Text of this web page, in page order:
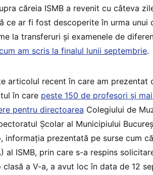
căreia ISMB a revenit cu câteva
ce ar fi fost descoperite în urma unui
la transferuri și examenele de
am scris la finalul lunii septembrie.
articolul recent în care am prezentat
în care peste 150 de profesori și
pentru directoarea Colegiului de
Școlar al Municipiului
informația prezentată pe surse cum
al ISMB, prin care s-a respins
clasă a V-a, a avut loc în data de 12